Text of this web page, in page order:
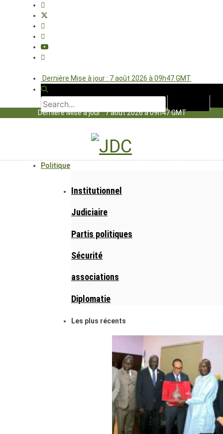
Dernière Mise à jour : 7 août 2026 à 09h47 GMT
Dernière Mise à jour : 7 août 2026 à 09h47 GMT
Politique
Institutionnel
Judiciaire
Partis politiques
Sécurité
associations
Diplomatie
Les plus récents